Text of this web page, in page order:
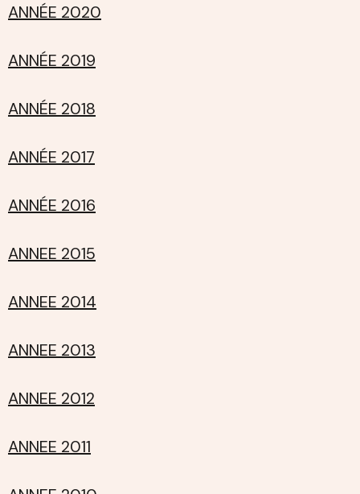
ANNÉE 2020
ANNÉE 2019
ANNÉE 2018
ANNÉE 2017
ANNÉE 2016
ANNEE 2015
ANNEE 2014
ANNEE 2013
ANNEE 2012
ANNEE 2011